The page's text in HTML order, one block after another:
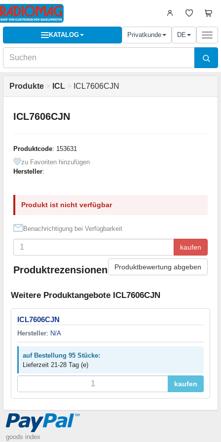
KATALOG Privatkunde DE
Produkte > ICL > ICL7606CJN
ICL7606CJN
Produktcode: 153631
zu Favoriten hinzufügen
Hersteller:
Produkt ist nicht verfügbar
Benachrichtigung bei Verfügbarkeit
kaufen
Produktrezensionen Produktbewertung abgeben
Weitere Produktangebote ICL7606CJN
ICL7606CJN
Hersteller: N/A
auf Bestellung 95 Stücke:
Lieferzeit 21-28 Tag (e)
kaufen
goods index